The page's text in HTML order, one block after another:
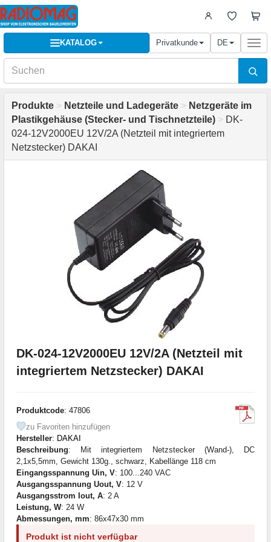
KATALOG Privatkunde DE
Produkte > Netzteile und Ladegeräte > Netzgeräte im
Plastikgehäuse (Stecker- und Tischnetzteile) > DK-
024-12V2000EU 12V/2A (Netzteil mit integriertem
Netzstecker) DAKAI
DK-024-12V2000EU 12V/2A (Netzteil mit
integriertem Netzstecker) DAKAI
Produktcode: 47806
zu Favoriten hinzufügen
Hersteller: DAKAI
Beschreibung: Mit integriertem Netzstecker (Wand-), DC
2,1x5,5mm, Gewicht 130g., schwarz, Kabellänge 118 cm
Eingangsspannung Uin, V: 100...240 VAC
Ausgangsspannung Uout, V: 12 V
Ausgangsstrom Iout, A: 2 A
Leistung, W: 24 W
Abmessungen, mm: 86x47x30 mm
Produkt ist nicht verfügbar